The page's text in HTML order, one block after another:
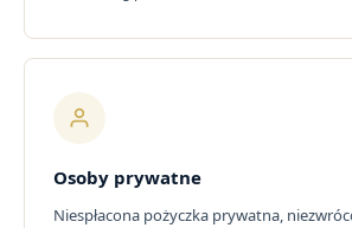
Osoby prywatne
Niespłacona pożyczka prywatna,